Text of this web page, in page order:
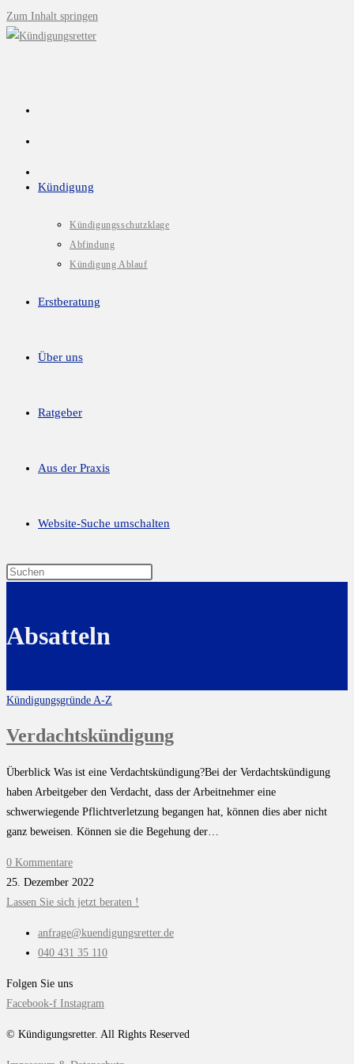
Zum Inhalt springen
Kündigung
Kündigungsschutzklage
Abfindung
Kündigung Ablauf
Erstberatung
Über uns
Ratgeber
Aus der Praxis
Website-Suche umschalten
Absatteln
Kündigungsgründe A-Z
Verdachtskündigung
Überblick Was ist eine Verdachtskündigung?Bei der Verdachtskündigung
haben Arbeitgeber den Verdacht, dass der Arbeitnehmer eine
schwerwiegende Pflichtverletzung begangen hat, können dies aber nicht
ganz beweisen. Können sie die Begehung der…
0 Kommentare
25. Dezember 2022
Lassen Sie sich jetzt beraten !
anfrage@kuendigungsretter.de
040 431 35 110
Folgen Sie uns
Facebook-f Instagram
© Kündigungsretter. All Rights Reserved